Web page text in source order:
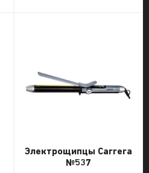
Электрощипцы Carrera
№537